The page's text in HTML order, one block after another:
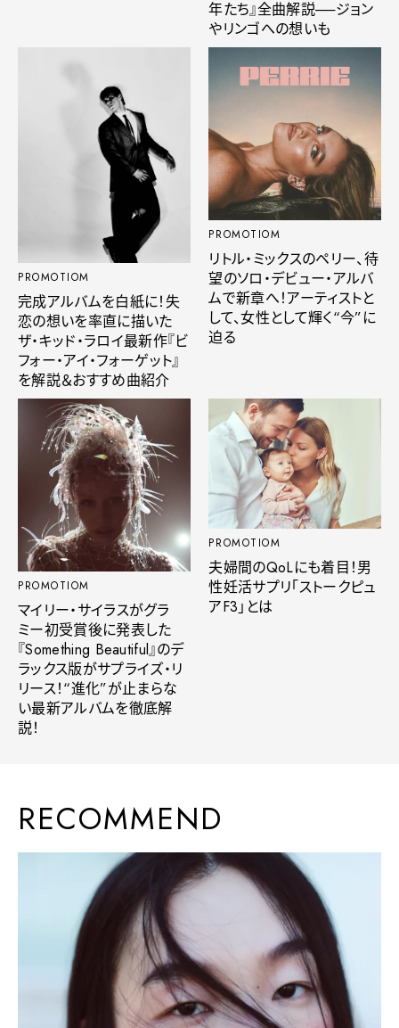
年たち』全曲解説──ジョン
やリンゴへの想いも
PROMOTIOM
完成アルバムを白紙に！失
恋の想いを率直に描いた
ザ・キッド・ラロイ最新作『ビ
フォー・アイ・フォーゲット』
を解説＆おすすめ曲紹介
PROMOTIOM
リトル・ミックスのペリー、待
望のソロ・デビュー・アルバ
ムで新章へ！アーティストと
して、女性として輝く“今”に
迫る
PROMOTIOM
マイリー・サイラスがグラ
ミー初受賞後に発表した
『Something Beautiful』のデ
ラックス版がサプライズ・リ
リース！“進化”が止まらな
い最新アルバムを徹底解
説！
PROMOTIOM
夫婦間のQoLにも着目！男
性妊活サプリ「ストークピュ
アF3」とは
RECOMMEND